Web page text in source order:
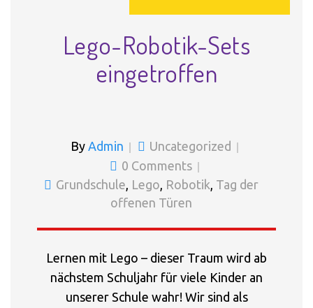
Lego-Robotik-Sets
eingetroffen
By Admin
Uncategorized
0 Comments
Grundschule Lego Robotik Tag der
offenen Türen
Lernen mit Lego – dieser Traum wird ab
nächstem Schuljahr für viele Kinder an
unserer Schule wahr! Wir sind als